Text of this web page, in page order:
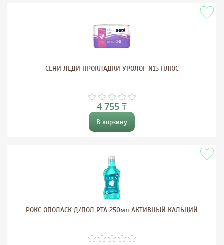
СЕНИ ЛЕДИ ПРОКЛАДКИ УРОЛОГ N15 ПЛЮС
4 755 ₸
В корзину
РОКС ОПОЛАСК Д/ПОЛ РТА 250мл АКТИВНЫЙ КАЛЬЦИЙ